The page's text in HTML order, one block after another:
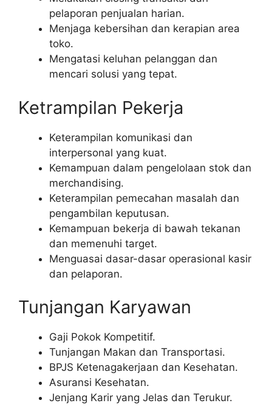
pelaporan penjualan harian.
Menjaga kebersihan dan kerapian area
toko.
Mengatasi keluhan pelanggan dan
mencari solusi yang tepat.
Ketrampilan Pekerja
Keterampilan komunikasi dan
interpersonal yang kuat.
Kemampuan dalam pengelolaan stok dan
merchandising.
Keterampilan pemecahan masalah dan
pengambilan keputusan.
Kemampuan bekerja di bawah tekanan
dan memenuhi target.
Menguasai dasar-dasar operasional kasir
dan pelaporan.
Tunjangan Karyawan
Gaji Pokok Kompetitif.
Tunjangan Makan dan Transportasi.
BPJS Ketenagakerjaan dan Kesehatan.
Asuransi Kesehatan.
Jenjang Karir yang Jelas dan Terukur.